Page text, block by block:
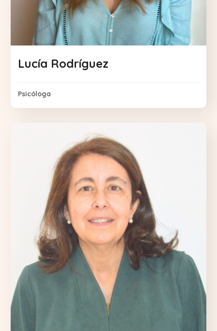
Lucía Rodríguez
Psicóloga